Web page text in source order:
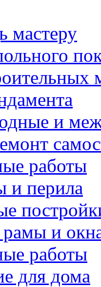
мастеру
и
работы
и перила
и
работы
для дома